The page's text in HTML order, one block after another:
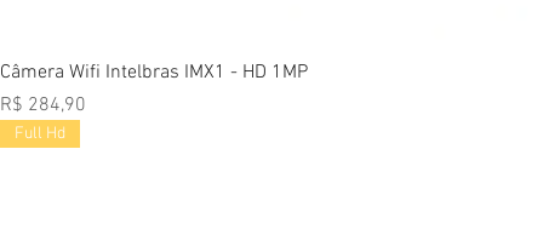
Câmera Wifi Intelbras IMX1 - HD 1MP
Preço
R$ 284,90
Full Hd